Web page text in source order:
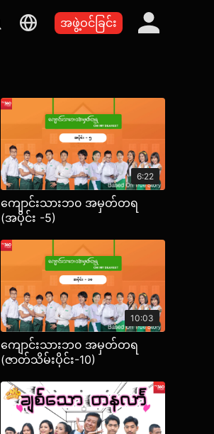
အဖွဲ့ဝင်ခြင်း
6:22
ကျောင်းသားဘ၀ အမှတ်တရ
(အပိုင်း -5)
10:03
ကျောင်းသားဘ၀ အမှတ်တရ
(ဇာတ်သိမ်းပိုင်း-10)